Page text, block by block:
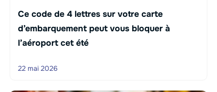
Ce code de 4 lettres sur votre carte
d’embarquement peut vous bloquer à
l’aéroport cet été
22 mai 2026